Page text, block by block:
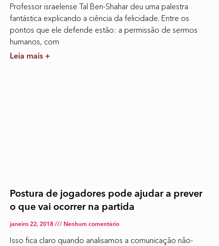
Professor israelense Tal Ben-Shahar deu uma palestra
fantástica explicando a ciência da felicidade. Entre os
pontos que ele defende estão: a permissão de sermos
humanos, com
Leia mais +
Postura de jogadores pode ajudar a prever
o que vai ocorrer na partida
janeiro 22, 2018 Nenhum comentário
Isso fica claro quando analisamos a comunicação não-